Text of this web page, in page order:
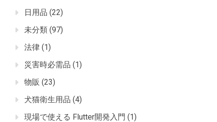
日用品 (22)
未分類 (97)
法律 (1)
災害時必需品 (1)
物販 (23)
犬猫衛生用品 (4)
現場で使える Flutter開発入門 (1)